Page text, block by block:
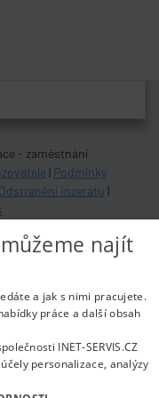
- zaměstnání
Podmínky
Odstranění inzerátu
najít
a jak s nimi pracujete.
práce a další obsah
INET-SERVIS.CZ
personalizace, analýzy